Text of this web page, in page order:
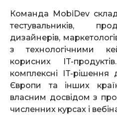
Команда MobiDev
тестувальників,
дизайнерів,
з технологічними
корисних IT-
комплексні IT-
Європи та інших
власним досвідом з
численних курсах і